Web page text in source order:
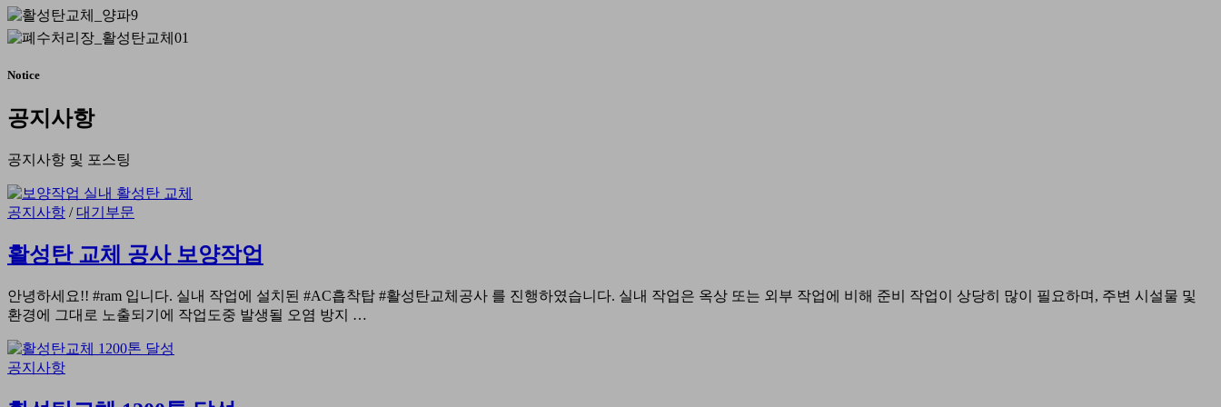
Notice
공지사항
공지사항 및 포스팅
공지사항 /대기부문
활성탄 교체 공사 보양작업
안녕하세요!! #ram 입니다. 실내 작업에 설치된 #AC흡착탑 #활성탄교체공사 를 진행하였습니다. 실내 작업은 옥상 또는 외부 작업에 비해 준비 작업이 상당히 많이 필요하며, 주변 시설물 및
환경에 그대로 노출되기에 작업도중 발생될 오염 방지 …
공지사항